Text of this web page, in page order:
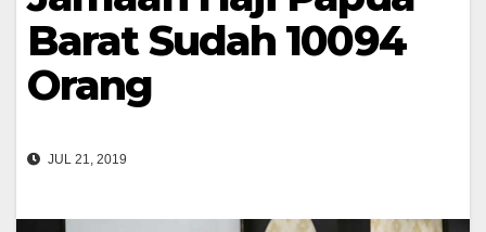
Barat Sudah 10094
Orang
JUL 21, 2019